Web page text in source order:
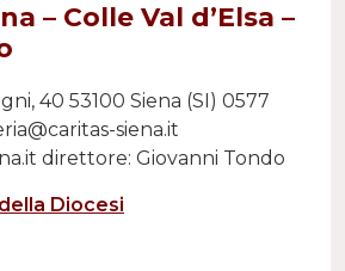
– Colle Val d’Elsa –
40 53100 Siena (SI) 0577
siena.it
direttore: Giovanni Tondo
Diocesi